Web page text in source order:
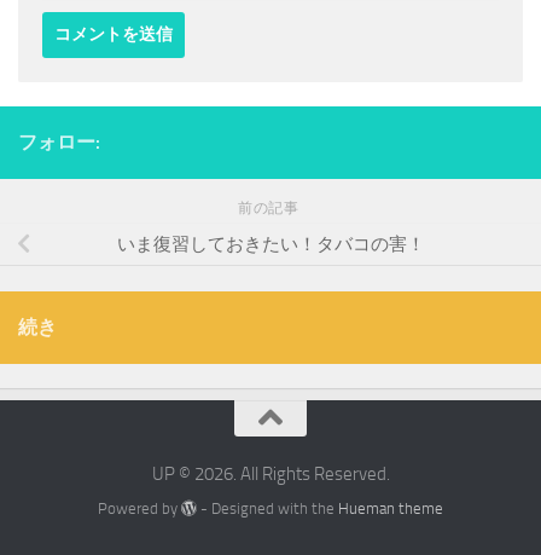
フォロー:
前の記事
いま復習しておきたい！タバコの害！
続き
UP © 2026. All Rights Reserved.
Powered by - Designed with the Hueman theme